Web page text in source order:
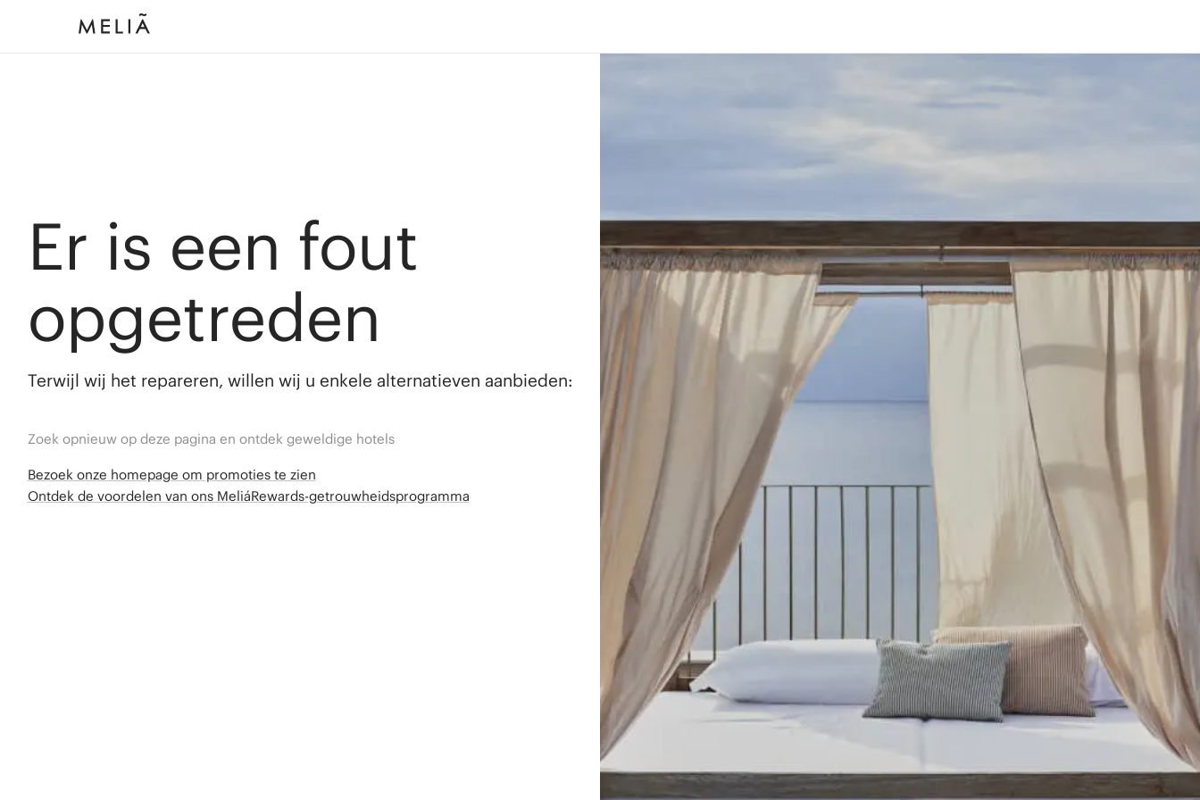
Er is een fout
opgetreden
Terwijl wij het repareren, willen wij u enkele alternatieven aanbieden:
Zoek opnieuw op deze pagina en ontdek geweldige hotels
Bezoek onze homepage om promoties te zien
Ontdek de voordelen van ons MeliáRewards-getrouwheidsprogramma